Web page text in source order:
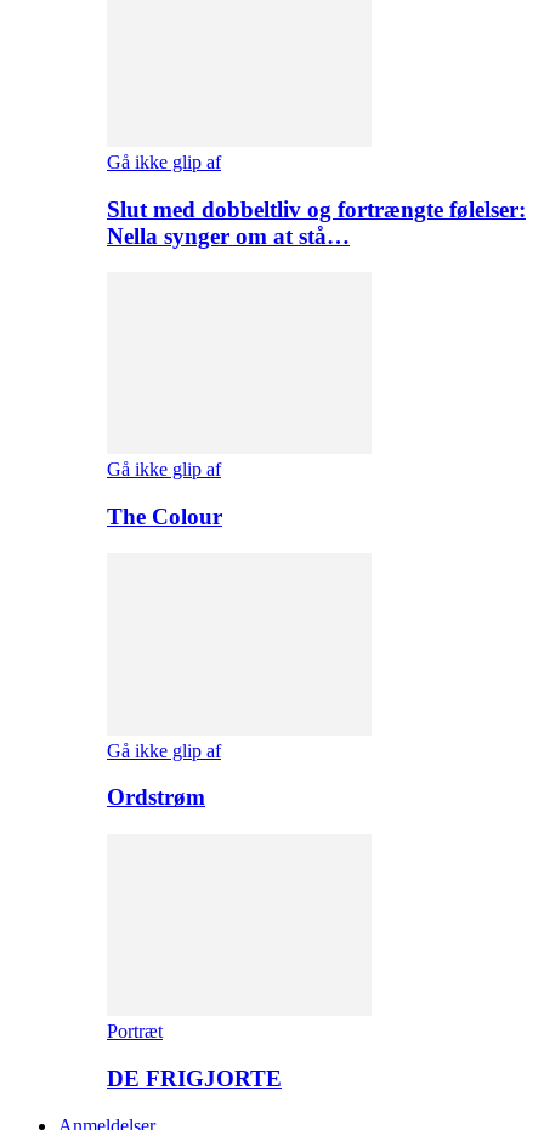
Gå ikke glip af
Slut med dobbeltliv og fortrængte følelser:
Nella synger om at stå…
Gå ikke glip af
The Colour
Gå ikke glip af
Ordstrøm
Portræt
DE FRIGJORTE
Anmeldelser